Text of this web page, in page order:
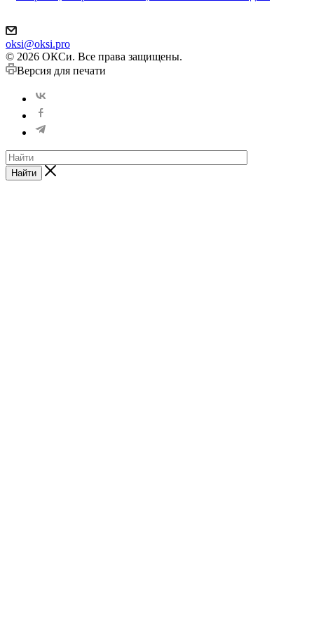
oksi@oksi.pro
© 2026 ОКСи. Все права защищены.
Версия для печати
Найти